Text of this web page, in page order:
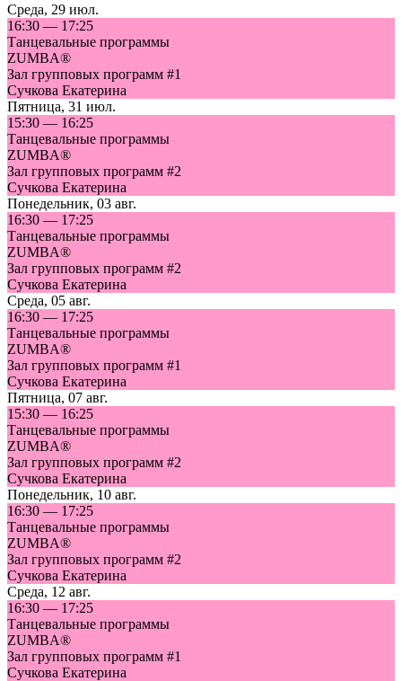
Среда, 29 июл.
16:30 — 17:25
Танцевальные программы
ZUMBA®
Зал групповых программ #1
Сучкова Екатерина
Пятница, 31 июл.
15:30 — 16:25
Танцевальные программы
ZUMBA®
Зал групповых программ #2
Сучкова Екатерина
Понедельник, 03 авг.
16:30 — 17:25
Танцевальные программы
ZUMBA®
Зал групповых программ #2
Сучкова Екатерина
Среда, 05 авг.
16:30 — 17:25
Танцевальные программы
ZUMBA®
Зал групповых программ #1
Сучкова Екатерина
Пятница, 07 авг.
15:30 — 16:25
Танцевальные программы
ZUMBA®
Зал групповых программ #2
Сучкова Екатерина
Понедельник, 10 авг.
16:30 — 17:25
Танцевальные программы
ZUMBA®
Зал групповых программ #2
Сучкова Екатерина
Среда, 12 авг.
16:30 — 17:25
Танцевальные программы
ZUMBA®
Зал групповых программ #1
Сучкова Екатерина